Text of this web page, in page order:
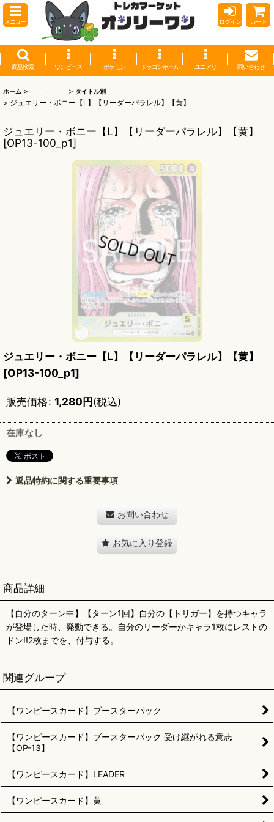
メニュー ログイン カート
商品検索 ワンピース ポケモン ドラゴンボール ユニアリ 問い合わせ
ホーム > > タイトル別
> ジュエリー・ボニー【L】【リーダーパラレル】【黄】
ジュエリー・ボニー【L】【リーダーパラレル】【黄】
[OP13-100_p1]
ジュエリー・ボニー【L】【リーダーパラレル】【黄】
[OP13-100_p1]
販売価格: 1,280円(税込)
在庫なし
返品特約に関する重要事項
お問い合わせ
お気に入り登録
商品詳細
【自分のターン中】【ターン1回】自分の【トリガー】を持つキャラ
が登場した時、発動できる。自分のリーダーかキャラ1枚にレストの
ドン!!2枚までを、付与する。
関連グループ
【ワンピースカード】ブースターパック
【ワンピースカード】ブースターパック 受け継がれる意志
【OP-13】
【ワンピースカード】LEADER
【ワンピースカード】黄